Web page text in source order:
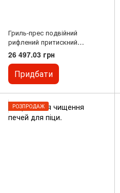
Гриль-прес подвійний
рифлений притискний
70х37х21 см. Hendi
26 497.03 грн
Придбати
РОЗПРОДАЖ